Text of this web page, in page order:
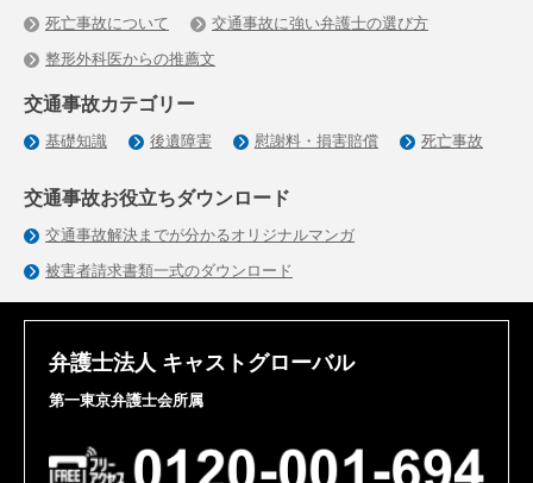
死亡事故について
交通事故に強い弁護士の選び方
整形外科医からの推薦文
交通事故カテゴリー
基礎知識 後遺障害 慰謝料・損害賠償 死亡事故
交通事故お役立ちダウンロード
交通事故解決までが分かるオリジナルマンガ
被害者請求書類一式のダウンロード
弁護士法人 キャストグローバル
第一東京弁護士会所属